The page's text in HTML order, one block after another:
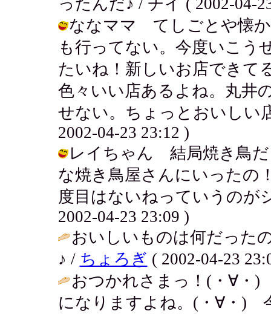
ななママ てしごとや懐か
も行ってない。今度いこう
たいね！新しいお店できて
色々いい店あるよね。丸井
せない。ちょっとおいしい
2002-04-23 23:12 )
レイちゃん 結局焼き鳥だ
な焼き鳥屋さんにいったの
度目はないねっていうのが
2002-04-23 23:09 )
おいしいものは何だった
♪ / ちょろぎ ( 2002-04-23
おつかれさまっ！(・∀・
になりますよね。(・∀・)